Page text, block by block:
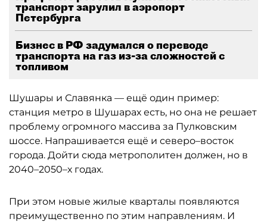
транспорт зарулил в аэропорт
Петербурга
Бизнес в РФ задумался о переводе
транспорта на газ из-за сложностей с
топливом
Шушары и Славянка — ещё один пример:
станция метро в Шушарах есть, но она не решает
проблему огромного массива за Пулковским
шоссе. Напрашивается ещё и северо–восток
города. Дойти сюда метрополитен должен, но в
2040–2050–х годах.
При этом новые жилые кварталы появляются
преимущественно по этим направлениям. И